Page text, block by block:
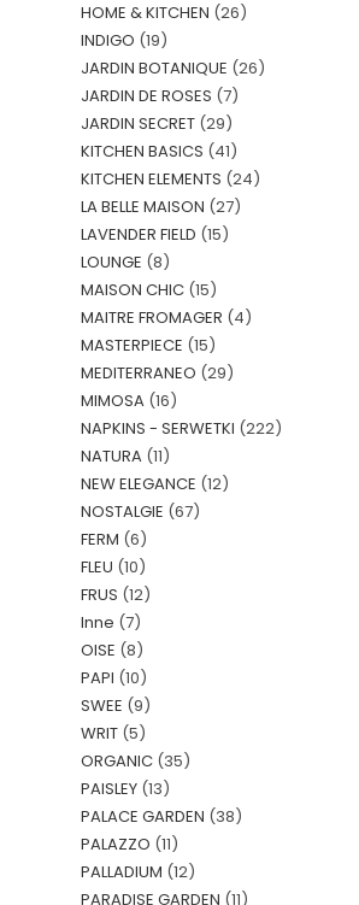
HOME & KITCHEN (26)
INDIGO (19)
JARDIN BOTANIQUE (26)
JARDIN DE ROSES (7)
JARDIN SECRET (29)
KITCHEN BASICS (41)
KITCHEN ELEMENTS (24)
LA BELLE MAISON (27)
LAVENDER FIELD (15)
LOUNGE (8)
MAISON CHIC (15)
MAITRE FROMAGER (4)
MASTERPIECE (15)
MEDITERRANEO (29)
MIMOSA (16)
NAPKINS - SERWETKI (222)
NATURA (11)
NEW ELEGANCE (12)
NOSTALGIE (67)
FERM (6)
FLEU (10)
FRUS (12)
Inne (7)
OISE (8)
PAPI (10)
SWEE (9)
WRIT (5)
ORGANIC (35)
PAISLEY (13)
PALACE GARDEN (38)
PALAZZO (11)
PALLADIUM (12)
PARADISE GARDEN (11)